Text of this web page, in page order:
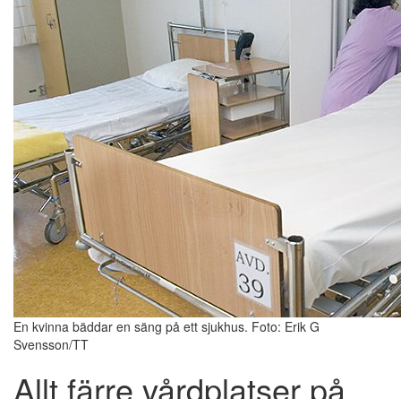
En kvinna bäddar en säng på ett sjukhus. Foto: Erik G
Svensson/TT
Allt färre vårdplatser på